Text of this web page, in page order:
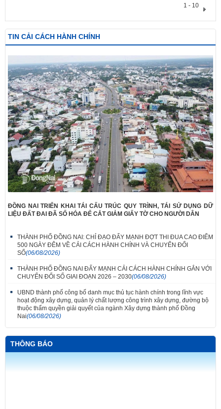
1 - 10
TIN CẢI CÁCH HÀNH CHÍNH
ĐỒNG NAI TRIỂN KHAI TÁI CẤU TRÚC QUY TRÌNH, TÁI SỬ DỤNG DỮ
LIỆU ĐẤT ĐAI ĐÃ SỐ HÓA ĐỂ CẮT GIẢM GIẤY TỜ CHO NGƯỜI DÂN
THÀNH PHỐ ĐỒNG NAI: CHỈ ĐẠO ĐẨY MẠNH ĐỢT THI ĐUA CAO ĐIỂM
500 NGÀY ĐÊM VỀ CẢI CÁCH HÀNH CHÍNH VÀ CHUYỂN ĐỔI
SỐ(06/08/2026)
THÀNH PHỐ ĐỒNG NAI ĐẨY MẠNH CẢI CÁCH HÀNH CHÍNH GẮN VỚI
CHUYỂN ĐỔI SỐ GIAI ĐOẠN 2026 – 2030(06/08/2026)
UBND thành phố công bố danh mục thủ tục hành chính trong lĩnh vực
hoạt động xây dựng, quản lý chất lượng công trình xây dựng, đường bộ
thuộc thẩm quyền giải quyết của ngành Xây dựng thành phố Đồng
Nai(06/08/2026)
THÔNG BÁO